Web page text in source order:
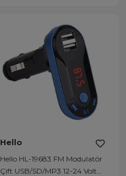
Hello
Hello HL-19683 FM Modulatör
Çift USB/SD/MP3 12-24 Volt